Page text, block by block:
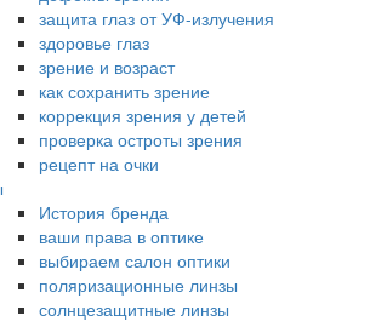
защита глаз от УФ-излучения
здоровье глаз
зрение и возраст
как сохранить зрение
коррекция зрения у детей
проверка остроты зрения
рецепт на очки
История бренда
ваши права в оптике
выбираем салон оптики
поляризационные линзы
солнцезащитные линзы